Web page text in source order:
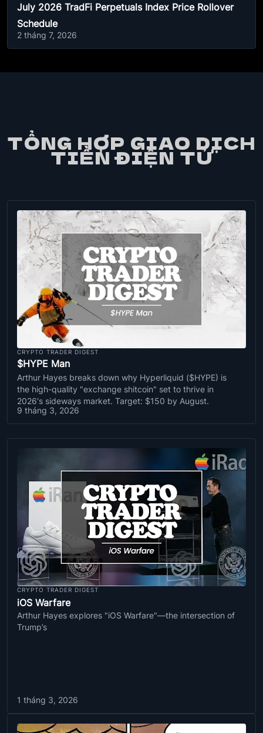
July 2026 TradFi Perpetuals Index Price Rollover
Schedule
2 tháng 7, 2026
TỔNG HỢP GIAO DỊCH
TIỀN ĐIỆN TỬ
CRYPTO TRADER DIGEST
$HYPE Man
Arthur Hayes breaks down why Hyperliquid ($HYPE) is
the high-quality "exchange shitcoin" set to thrive in
2026's sideways market. Target: $150 by August.
9 tháng 3, 2026
CRYPTO TRADER DIGEST
iOS Warfare
Arthur Hayes explores "iOS Warfare"—the intersection of
Trump’s
1 tháng 3, 2026